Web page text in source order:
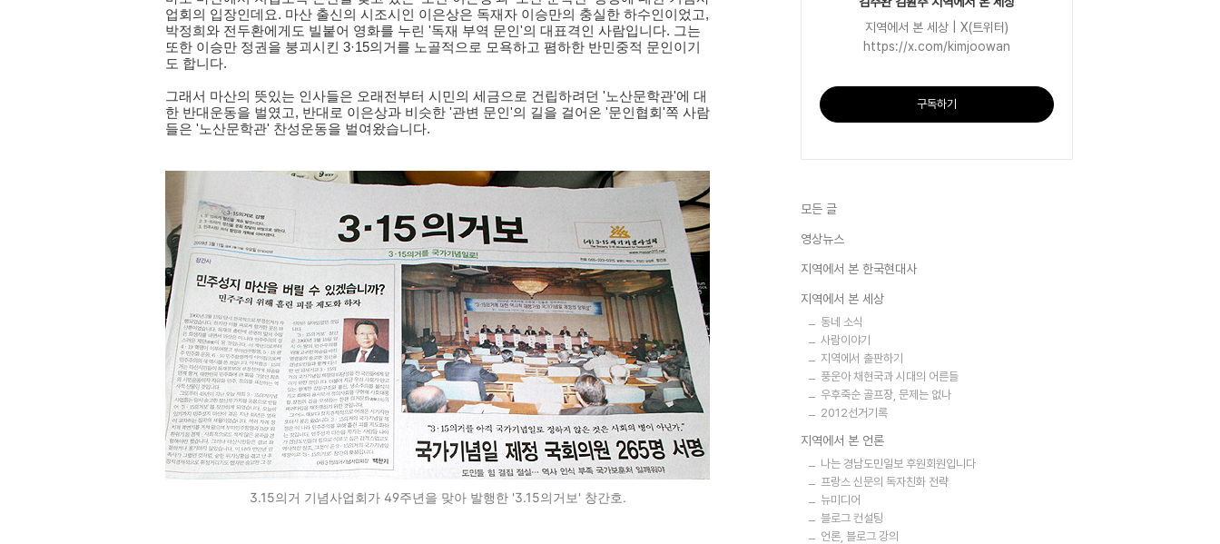
업회의 입장인데요. 마산 출신의 시조시인 이은상은 독재자 이승만의 충실한 하수인이었고,
박정희와 전두환에게도 빌붙어 영화를 누린 '독재 부역 문인'의 대표격인 사람입니다. 그는
또한 이승만 정권을 붕괴시킨 3·15의거를 노골적으로 모욕하고 폄하한 반민중적 문인이기
도 합니다.
그래서 마산의 뜻있는 인사들은 오래전부터 시민의 세금으로 건립하려던 '노산문학관'에 대
한 반대운동을 벌였고, 반대로 이은상과 비슷한 '관변 문인'의 길을 걸어온 '문인협회'쪽 사람
들은 '노산문학관' 찬성운동을 벌여왔습니다.
3.15의거 기념사업회가 49주년을 맞아 발행한 '3.15의거보' 창간호.
지역에서 본 세상 | X(트위터)
https://x.com/kimjoowan
구독하기
모든 글
영상뉴스
지역에서 본 한국현대사
지역에서 본 세상
동네 소식
사람이야기
지역에서 출판하기
풍운아 채현국과 시대의 어른들
우후죽순 골프장, 문제는 없나
2012선거기록
지역에서 본 언론
나는 경남도민일보 후원회원입니다
프랑스 신문의 독자친화 전략
뉴미디어
블로그 컨설팅
언론, 블로그 강의